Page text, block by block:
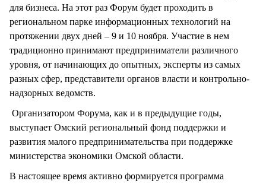
для бизнеса. На этот раз Форум будет проходить в
региональном парке информационных технологий на
протяжении двух дней – 9 и 10 ноября. Участие в нем
традиционно принимают предприниматели различного
уровня, от начинающих до опытных, эксперты из самых
разных сфер, представители органов власти и контрольно-
надзорных ведомств.
Организатором Форума, как и в предыдущие годы,
выступает Омский региональный фонд поддержки и
развития малого предпринимательства при поддержке
министерства экономики Омской области.
В настоящее время активно формируется программа